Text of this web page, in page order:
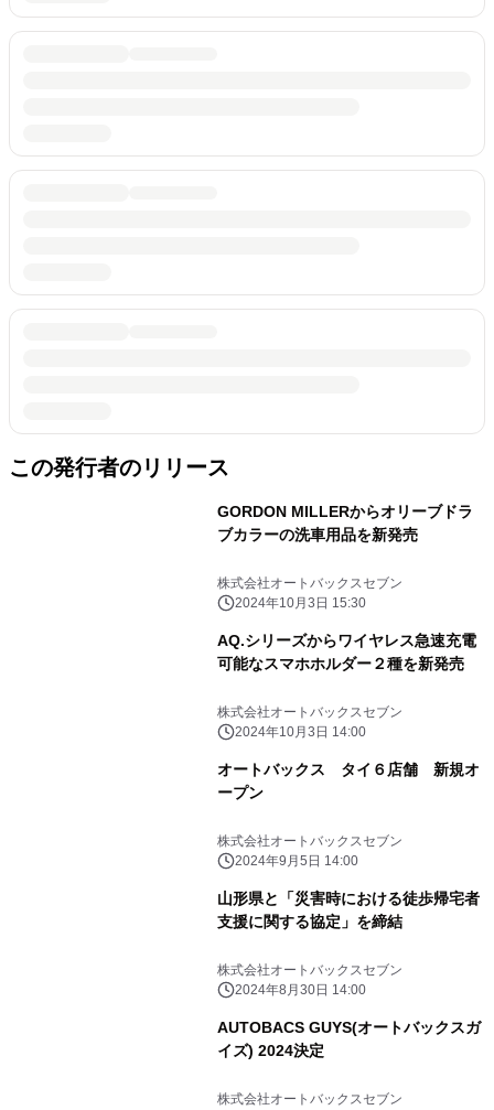
この発行者のリリース
GORDON MILLERからオリーブドラ
ブカラーの洗車用品を新発売
株式会社オートバックスセブン
2024年10月3日 15:30
AQ.シリーズからワイヤレス急速充電
可能なスマホホルダー２種を新発売
株式会社オートバックスセブン
2024年10月3日 14:00
オートバックス タイ６店舗 新規オ
ープン
株式会社オートバックスセブン
2024年9月5日 14:00
山形県と「災害時における徒歩帰宅者
支援に関する協定」を締結
株式会社オートバックスセブン
2024年8月30日 14:00
AUTOBACS GUYS(オートバックスガ
イズ) 2024決定
株式会社オートバックスセブン